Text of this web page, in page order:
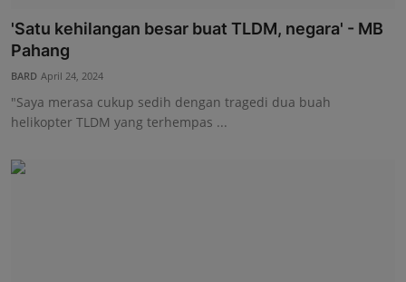
'Satu kehilangan besar buat TLDM, negara' - MB
Pahang
BARD April 24, 2024
"Saya merasa cukup sedih dengan tragedi dua buah
helikopter TLDM yang terhempas ...